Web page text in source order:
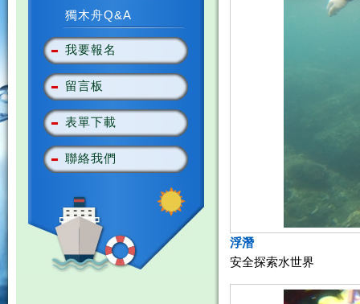
獨木舟Q&A
我要報名
留言板
表單下載
聯絡我們
浮潛
安全探索水世界